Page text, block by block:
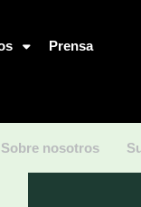
Prensa
Sobre nosotros